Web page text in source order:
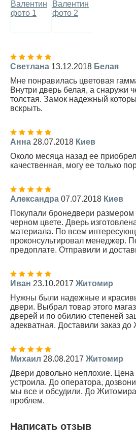
Светлана 13.12.2018 Белая
Мне понравилась цветовая
Внутри дверь белая, а снаружи
толстая. Замок надежный
вскрыть.
Анна 28.07.2018 Киев
Около месяца назад ее
качественная, могу ее только
Александра 07.07.2018 Киев
Покупали бронедвери размером
черном цвете. Дверь
материала. По всем
проконсультировал менеджер.
предоплате. Отправили и
Иван 23.10.2017 Житомир
Нужны были надежные и
двери. Выбрал товар этого
дверей и по обилию степеней
адекватная. Доставили заказ
Михаил 28.08.2017 Житомир
Двери довольно неплохие.
устроила. До оператора,
мы все и обсудили. До
проблем.
Написать отзыв